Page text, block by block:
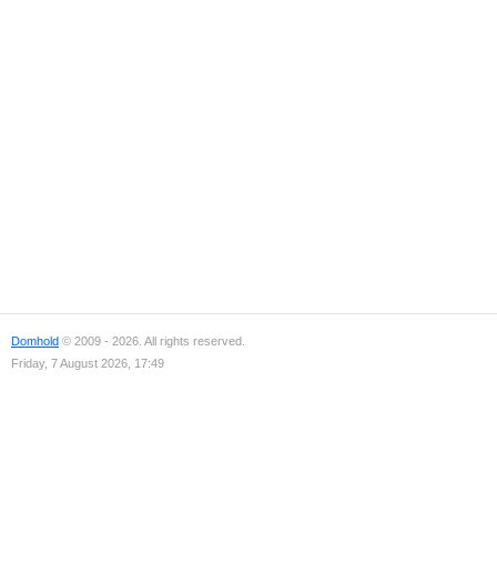
Domhold © 2009 - 2026. All rights reserved.
Friday, 7 August 2026, 17:49